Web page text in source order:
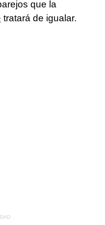
que la
tratará de igualar.